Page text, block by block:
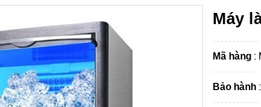
Máy
Mã hàng :
Bảo hành